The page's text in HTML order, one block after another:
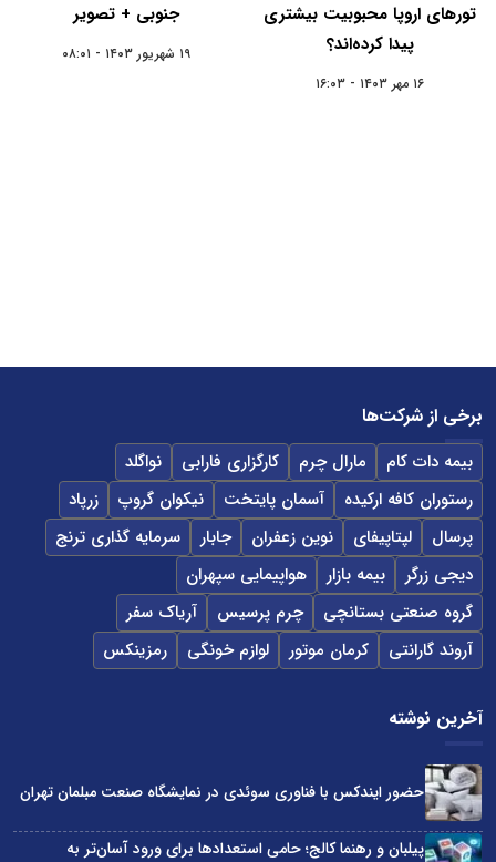
تورهای اروپا محبوبیت بیشتری
پیدا کرده‌اند؟
۱۶ مهر ۱۴۰۳ - ۱۶:۰۳
جنوبی + تصویر
۱۹ شهریور ۱۴۰۳ - ۰۸:۰۱
برخی از شرکت‌ها
بیمه دات کام مارال چرم کارگزاری فارابی
نواگلد
رستوران کافه ارکیده
آسمان پایتخت نیکوان گروپ
زرپاد
پرسال
لپتاپیفای نوین زعفران جابار
سرمایه گذاری ترنج
دیجی زرگر
بیمه بازار
هواپیمایی سپهران
گروه صنعتی بستانچی
چرم پرسیس
آریاک سفر
آروند گارانتی
کرمان موتور لوازم خونگی رمزینکس
آخرین نوشته
حضور ایندکس با فناوری سوئدی در نمایشگاه صنعت مبلمان تهران
پیلبان و رهنما کالج؛ حامی استعدادها برای ورود آسان‌تر به